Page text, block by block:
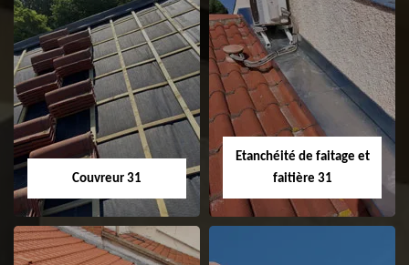
Couvreur 31
Etanchéité de faitage et
faitière 31